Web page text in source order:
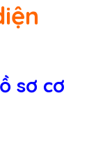
sơ cơ